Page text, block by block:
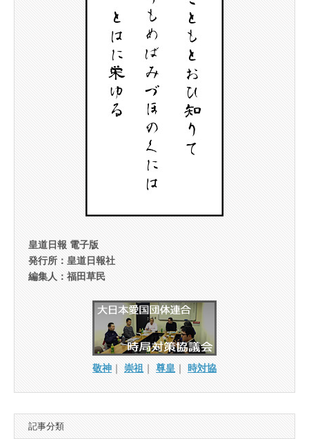
皇道日報 電子版
発行所：皇道日報社
編集人：福田草民
敬神 ｜ 崇祖 ｜ 尊皇 ｜ 時対協
記事分類